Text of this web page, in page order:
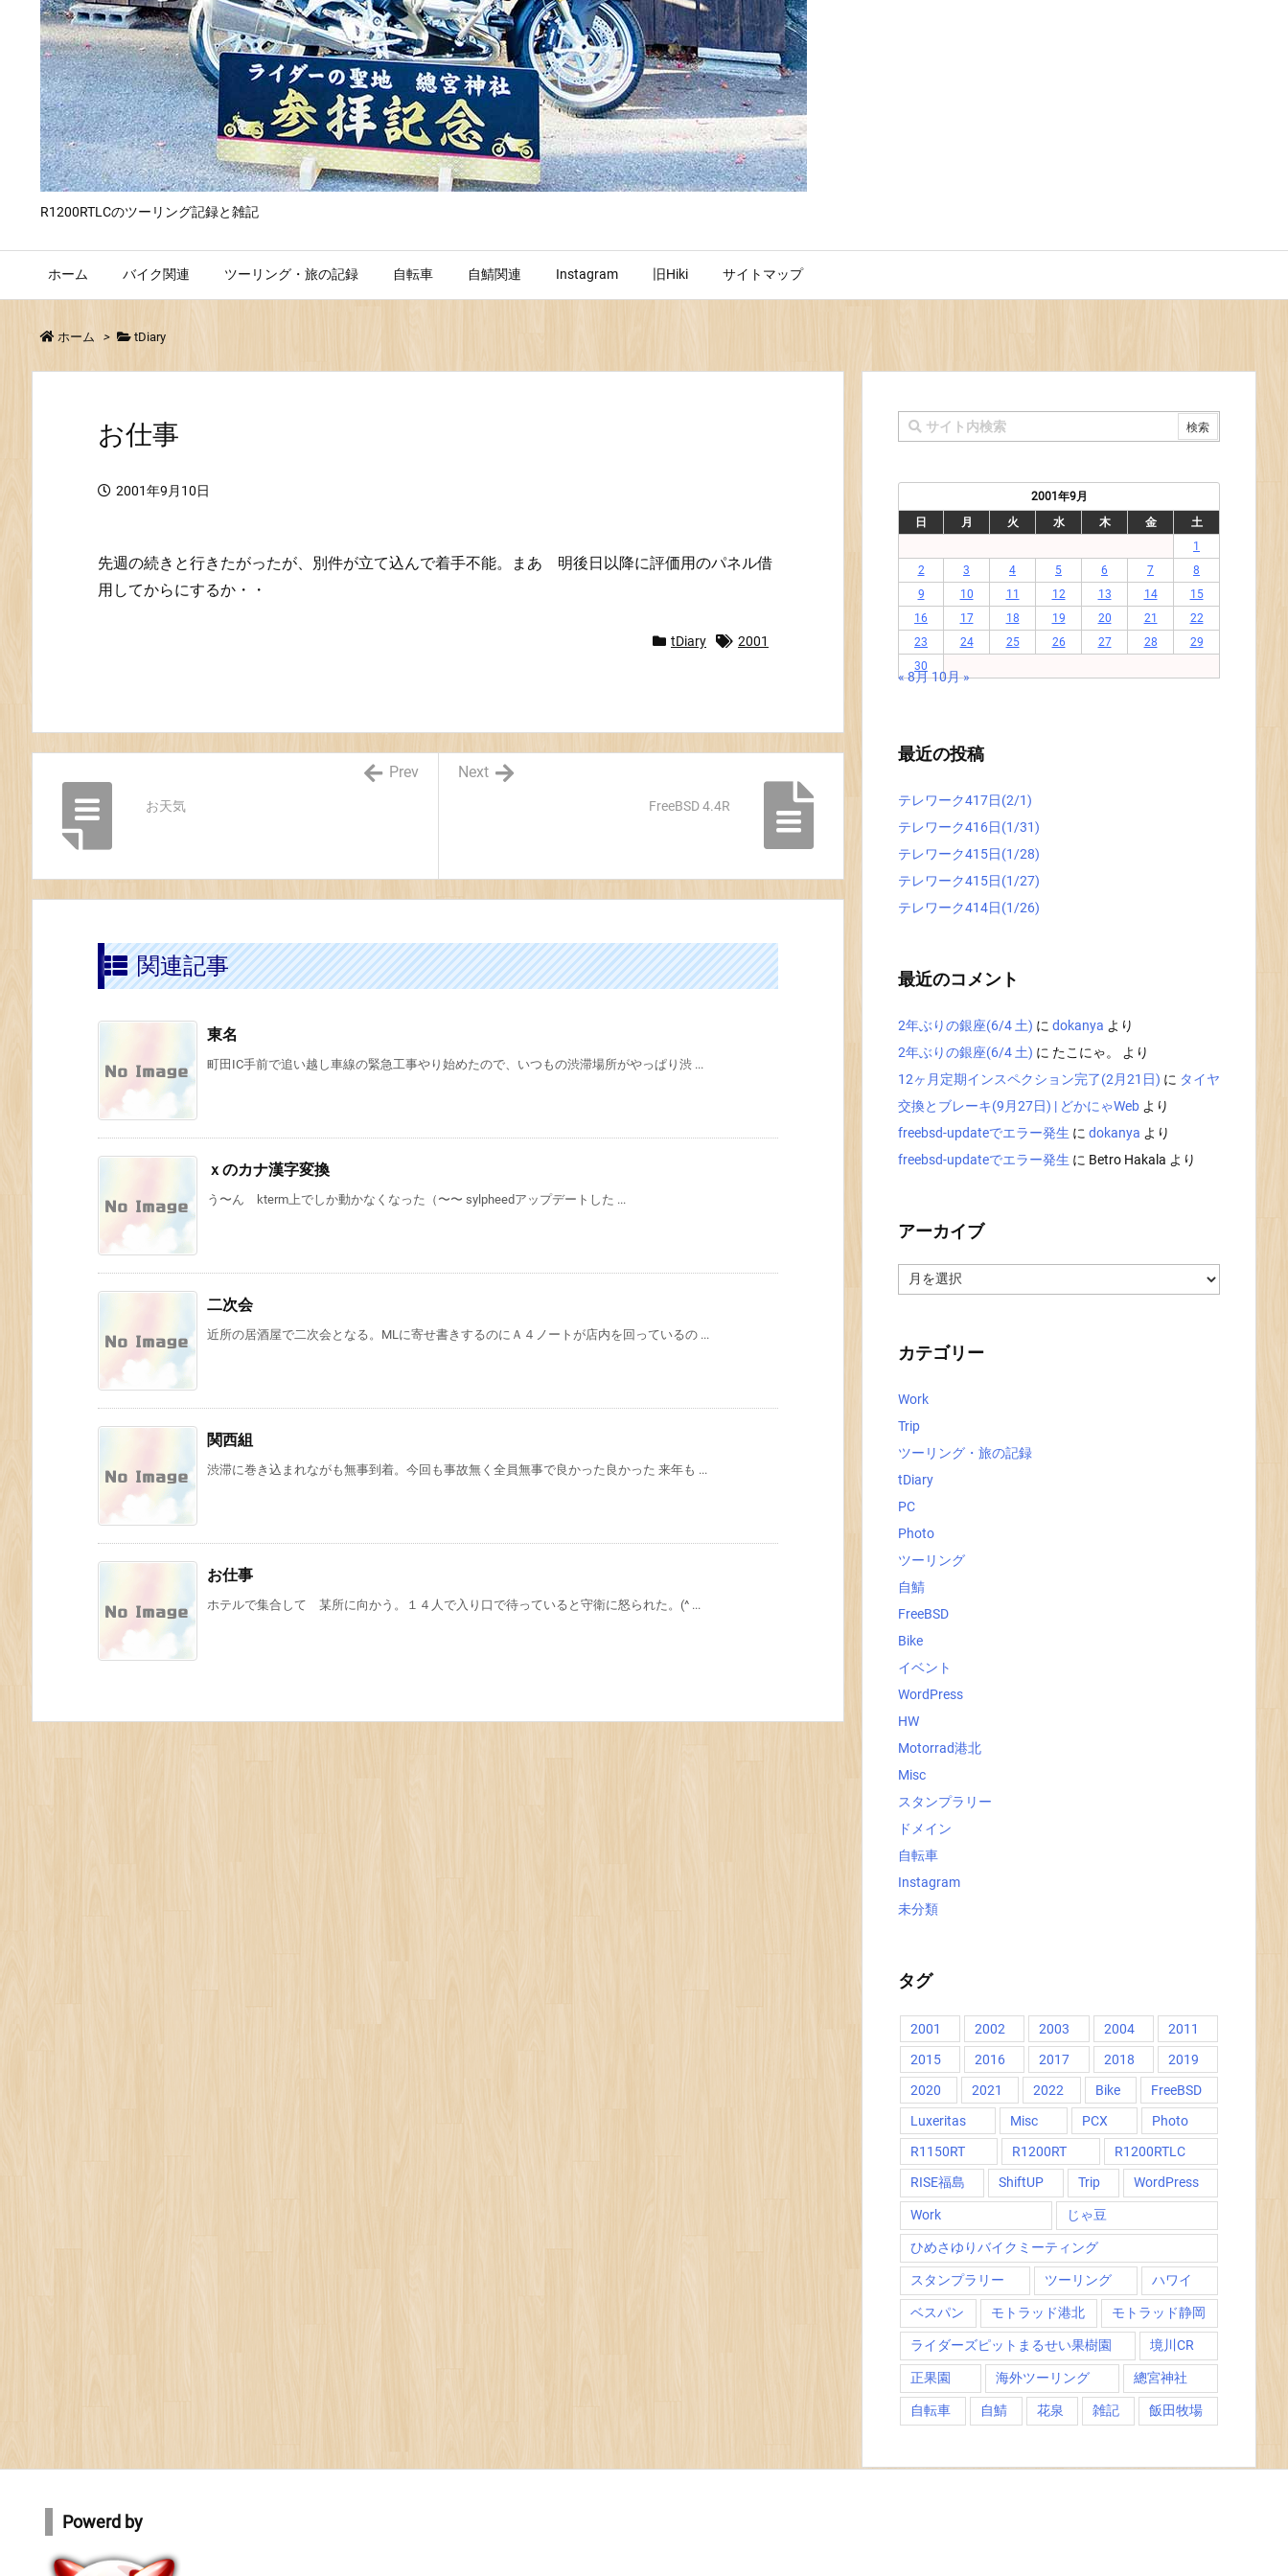
R1200RTLCのツーリング記録と雑記
ホーム バイク関連 ツーリング・旅の記録 自転車 自鯖関連 Instagram 旧Hiki サイトマップ
ホーム > tDiary
お仕事
2001年9月10日
先週の続きと行きたがったが、別件が立て込んで着手不能。まあ 明後日以降に評価用のパネル借
用してからにするか・・
tDiary 2001
FreeBSD 4.4R
Next
お天気
Prev
関連記事
東名
町田IC手前で追い越し車線の緊急工事やり始めたので、いつもの渋滞場所がやっぱり渋 ...
ｘのカナ漢字変換
う〜ん kterm上でしか動かなくなった（〜〜 sylpheedアップデートした ...
二次会
近所の居酒屋で二次会となる。MLに寄せ書きするのにＡ４ノートが店内を回っているの ...
関西組
渋滞に巻き込まれながも無事到着。今回も事故無く全員無事で良かった良かった 来年も ...
お仕事
ホテルで集合して 某所に向かう。１４人で入り口で待っていると守衛に怒られた。(^ ...
2001年9月
日
月 火 水 木 金
土
1
2
3 4 5 6 7
8
9
10 11 12 13 14
15
16
17 18 19 20 21
22
23
24 25 26 27 28
29
30
« 8月10月 »
最近の投稿
テレワーク417日(2/1)
テレワーク416日(1/31)
テレワーク415日(1/28)
テレワーク415日(1/27)
テレワーク414日(1/26)
最近のコメント
2年ぶりの銀座(6/4 土) に dokanya より
2年ぶりの銀座(6/4 土) に たこにゃ。
より
12ヶ月定期インスペクション完了(2月21日) に タイヤ
交換とブレーキ(9月27日) | どかにゃWeb より
freebsd-updateでエラー発生 に dokanya より
freebsd-updateでエラー発生 に Betro Hakala より
アーカイブ
ー
カテゴリー
Work
Trip
ツーリング・旅の記録
tDiary
PC
Photo
ツーリング
自鯖
FreeBSD
Bike
イベント
WordPress
HW
Motorrad港北
Misc
スタンプラリー
ドメイン
自転車
Instagram
未分類
タグ
2001 2002 2003 2004
2011
2015
2016 2017 2018
2019
2020
2021 2022 Bike
FreeBSD
Luxeritas
Misc PCX
Photo
R1150RT
R1200RT
R1200RTLC
RISE福島
ShiftUP Trip WordPress
Work じゃ豆
ひめさゆりバイクミーティング
スタンプラリー ツーリング ハワイ
ベスパン モトラッド港北 モトラッド静岡
ライダーズピットまるせい果樹園 境川CR
正果園 海外ツーリング 總宮神社
自転車 自鯖 花泉 雑記 飯田牧場
Powerd by